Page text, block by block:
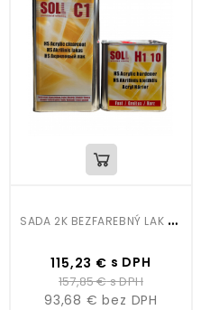
S
ADA 2K BEZFAREBNÝ LAK C1 HS 5L+H1 10 TUŽIDLO RÝCHLE 2,5L
Cena
115,23 € s DPH
157,85 €s DPH
93,68 € bez DPH